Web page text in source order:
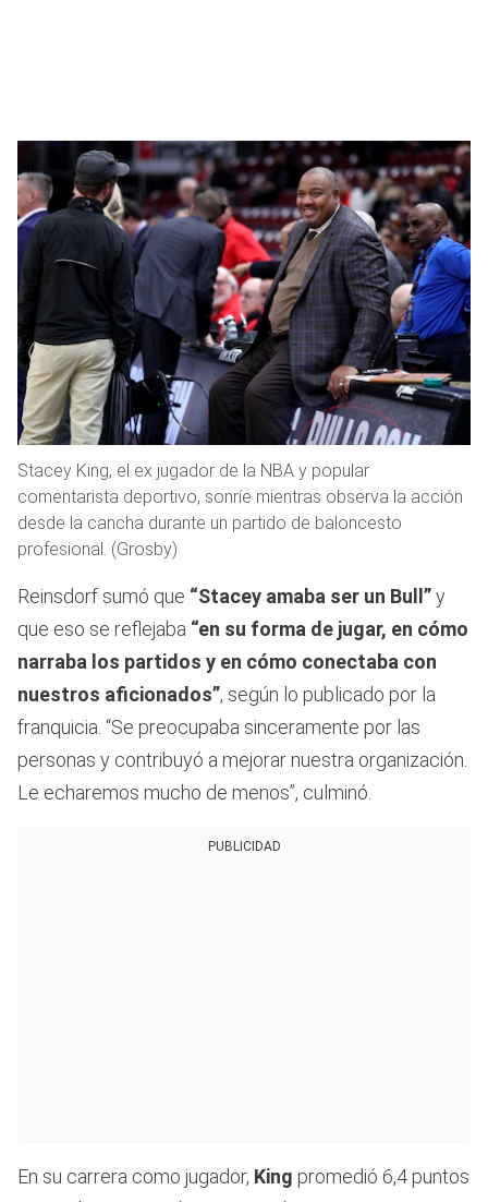
Stacey King, el ex jugador de la NBA y popular
comentarista deportivo, sonríe mientras observa la acción
desde la cancha durante un partido de baloncesto
profesional. (Grosby)
Reinsdorf sumó que “Stacey amaba ser un Bull”y
que eso se reflejaba “en su forma de jugar, en cómo
narraba los partidos y en cómo conectaba con
nuestros aficionados”, según lo publicado por la
franquicia. “Se preocupaba sinceramente por las
personas y contribuyó a mejorar nuestra organización.
Le echaremos mucho de menos”, culminó.
PUBLICIDAD
En su carrera como jugador, King promedió 6,4 puntos